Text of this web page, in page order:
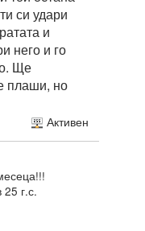
си удари
и
него и го
Ще
плаши, но
Активен
г.с.